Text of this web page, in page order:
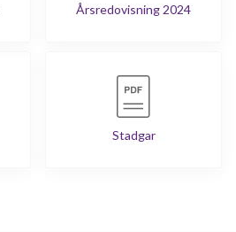
Årsredovisning 2024
Stadgar